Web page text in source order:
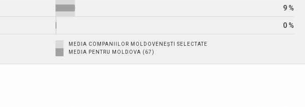
9 %
0 %
MEDIA COMPANIILOR MOLDOVENEȘTI SELECTATE
MEDIA PENTRU MOLDOVA (67)